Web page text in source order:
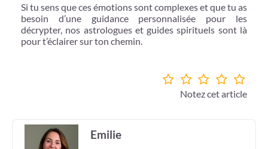
Si tu sens que ces émotions sont complexes et que tu as
besoin d’une guidance personnalisée pour les
décrypter, nos astrologues et guides spirituels sont là
pour t’éclairer sur ton chemin.
Notez cet article
Emilie